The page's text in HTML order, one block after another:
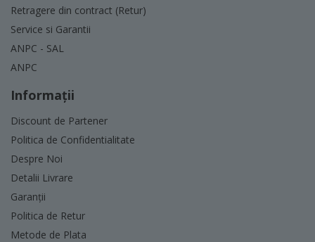
Retragere din contract (Retur)
Service si Garantii
ANPC - SAL
ANPC
Informaţii
Discount de Partener
Politica de Confidentialitate
Despre Noi
Detalii Livrare
Garanții
Politica de Retur
Metode de Plata